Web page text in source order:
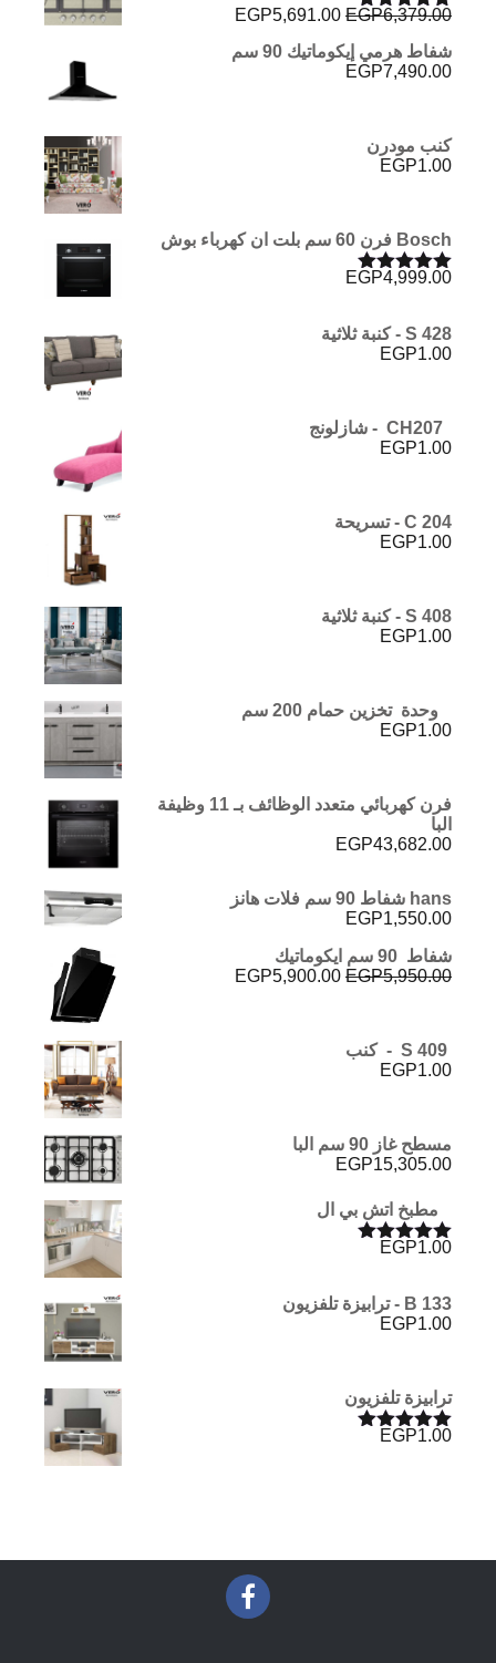
تم التقييم
5.00
من 5
EGP6,379.00
السعر
هو:
EGP5,691.00
هو:
شفاط هرمي إيكوماتيك 90 سم
EGP7,490.00
كنب مودرن
EGP1.00
Bosch فرن 60 سم بلت ان كهرباء بوش
تم التقييمEGP4,999.00
S 428 - كنبة ثلاثية
EGP1.00
EGP1.00
C 204 - تسريحة
EGP1.00
S 408 - كنبة ثلاثية
EGP1.00
وحدة تخزين حمام 200 سم
EGP1.00
فرن كهربائي متعدد الوظائف بـ 11 وظيفة
البا
EGP43,682.00
hans شفاط 90 سم فلات هانز
EGP1,550.00
شفاط 90 سم ايكوماتيك
EGP5,950.00
السعر
EGP5,900.00
EGP1.00
مسطح غاز 90 سم البا
EGP15,305.00
مطبخ اتش بي ال
تم التقييم
EGP1.00
B 133 - ترابيزة تلفزيون
EGP1.00
ترابيزة تلفزيون
تم التقييم
EGP1.00